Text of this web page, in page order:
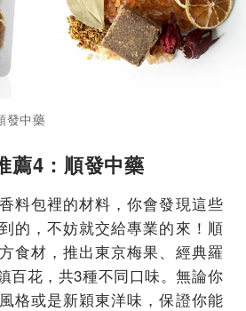
發中藥
薦4：順發中藥
料包裡的材料，你會發現這些
的，不妨就交給專業的來！順
食材，推出東京梅果、經典羅
百花，共3種不同口味。無論你
格或是新穎東洋味，保證你能